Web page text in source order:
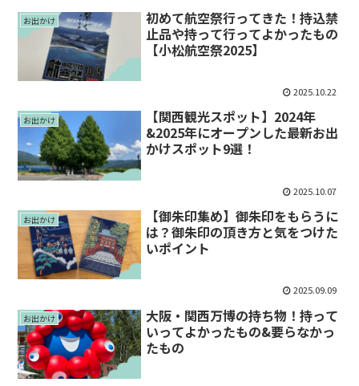
お出かけ
初めて航空祭行ってきた！持込禁
止品や持って行ってよかったもの
【小松航空祭2025】
2025.10.22
お出かけ
【関西観光スポット】2024年
&2025年にオープンした最新お出
かけスポット9選！
2025.10.07
お出かけ
【御朱印集め】御朱印をもらうに
は？御朱印の頂き方と気をつけた
いポイント
2025.09.09
お出かけ
大阪・関西万博の持ち物！持って
いってよかったもの&要らなかっ
たもの